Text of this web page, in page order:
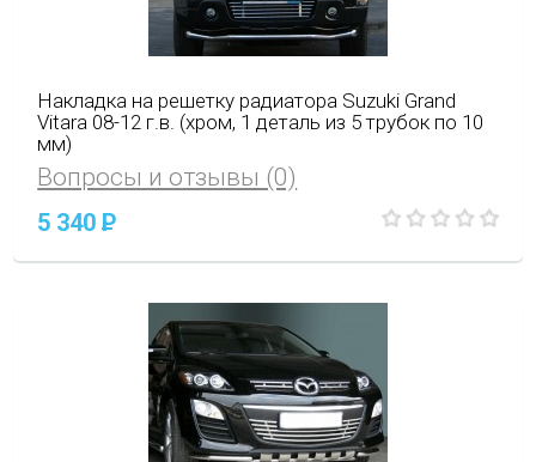
Накладка на решетку радиатора Suzuki Grand
Vitara 08-12 г.в. (хром, 1 деталь из 5 трубок по 10
мм)
Вопросы и отзывы (0)
5 340P